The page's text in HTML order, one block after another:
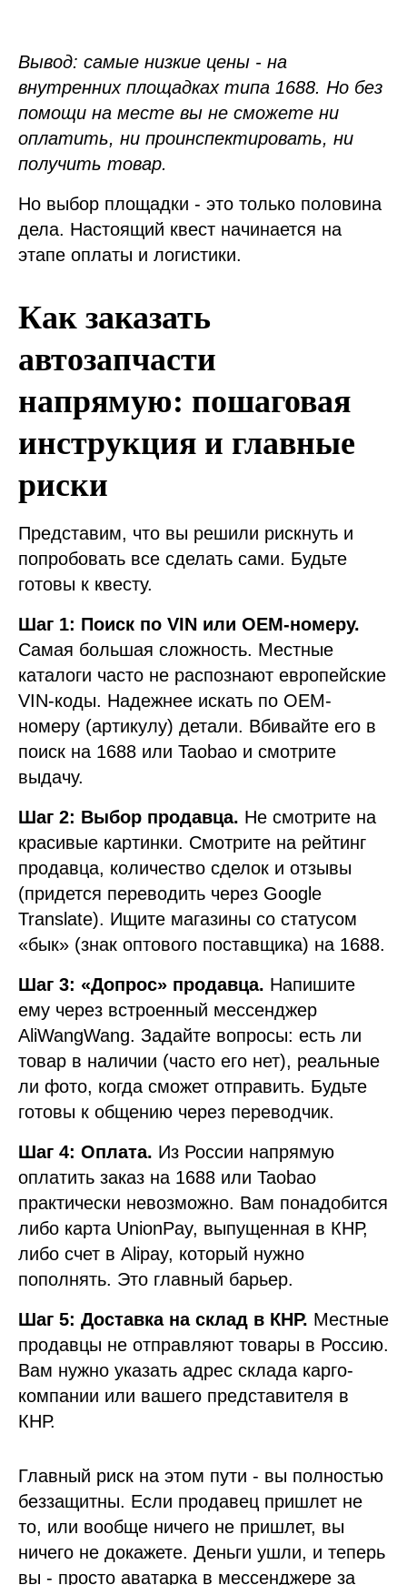
Вывод: самые низкие цены - на
внутренних площадках типа 1688. Но без
помощи на месте вы не сможете ни
оплатить, ни проинспектировать, ни
получить товар.
Но выбор площадки - это только половина
дела. Настоящий квест начинается на
этапе оплаты и логистики.
Как заказать
автозапчасти
напрямую: пошаговая
инструкция и главные
риски
Представим, что вы решили рискнуть и
попробовать все сделать сами. Будьте
готовы к квесту.
Шаг 1: Поиск по VIN или OEM-номеру.
Самая большая сложность. Местные
каталоги часто не распознают европейские
VIN-коды. Надежнее искать по OEM-
номеру (артикулу) детали. Вбивайте его в
поиск на 1688 или Taobao и смотрите
выдачу.
Шаг 2: Выбор продавца. Не смотрите на
красивые картинки. Смотрите на рейтинг
продавца, количество сделок и отзывы
(придется переводить через Google
Translate). Ищите магазины со статусом
«бык» (знак оптового поставщика) на 1688.
Шаг 3: «Допрос» продавца. Напишите
ему через встроенный мессенджер
AliWangWang. Задайте вопросы: есть ли
товар в наличии (часто его нет), реальные
ли фото, когда сможет отправить. Будьте
готовы к общению через переводчик.
Шаг 4: Оплата. Из России напрямую
оплатить заказ на 1688 или Taobao
практически невозможно. Вам понадобится
либо карта UnionPay, выпущенная в КНР,
либо счет в Alipay, который нужно
пополнять. Это главный барьер.
Шаг 5: Доставка на склад в КНР. Местные
продавцы не отправляют товары в Россию.
Вам нужно указать адрес склада карго-
компании или вашего представителя в
КНР.
Главный риск на этом пути - вы полностью
беззащитны. Если продавец пришлет не
то, или вообще ничего не пришлет, вы
ничего не докажете. Деньги ушли, и теперь
вы - просто аватарка в мессенджере за